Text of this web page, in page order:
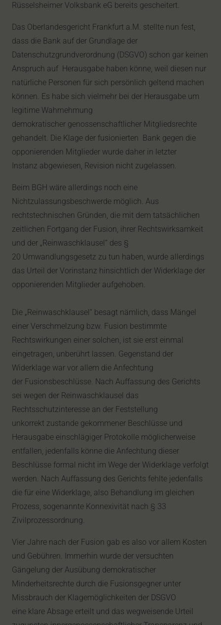
Rüsselsheimer Volksbank eG bereits gescheitert.
Das Oberlandesgericht Frankfurt a.M. stellte nun fest,
dass die Bank auf der Grundlage der
Datenschutzgrundverordnung (DSGVO) schon gar keinen
Anspruch auf Herausgabe haben könne, weil diesen nur
natürliche Personen für sich persönlich geltend machen
können. Es habe sich vielmehr bei der Herausgabe um
legitime Wahrnehmung
demokratischer genossenschaftlicher Mitgliedsrechte
gehandelt. Die Klage der fusionierten Bank gegen die
opponierenden Mitglieder wurde daher in letzter
Instanz abgewiesen, Revision nicht zugelassen.
Beim BGH wäre allerdings noch eine
Nichtzulassungsbeschwerde möglich. Aus
rechtstechnischen Gründen, die mit dem tatsächlichen
zeitlichen Fortgang der Fusion, ihrer Rechtswirksamkeit
und der „Reinwaschklausel“ des §
20 Umwandlungsgesetz zu tun haben, wurde allerdings
das Urteil der Vorinstanz hinsichtlich der Widerklage der
opponierenden Mitglieder aufgehoben.
Die „Reinwaschklausel“ besagt nämlich, dass Mängel
einer Verschmelzung bzw. Fusion bestimmte
Rechtswirkungen einer solchen, ist sie erst einmal
eingetragen, unberührt lassen. Gegenstand der
Widerklage war vor allem die Anfechtung
der Fusionsbeschlüsse. Nach Auffassung des Gerichts
sei wegen der Reinwaschklausel das
Rechtsschutzinteresse an der Feststellung
unkorrekt zustande gekommener Beschlüsse und
Herausgabe einschlägiger Protokolle möglicherweise
entfallen, jedenfalls könne die Anfechtung dieser
Beschlüsse formal nicht im Wege der Widerklage verfolgt
werden. Nach Auffassung des Gerichts fehlte jedenfalls
die für eine Widerklage, also Behandlung im gleichen
Prozess, sogenannte Konnexivität nach § 33
Zivilprozessordnung.
Vier Jahre nach der Fusion gab es also vor allem Kosten
und Gebühren. Immerhin wurde der versuchten
Gängelung der Ausübung demokratischer
Minderheitsrechte durch die Fusionsgegner unter
Missbrauch der Klagemöglichkeiten der DSGVO
eine klare Absage erteilt und das wegweisende Urteil